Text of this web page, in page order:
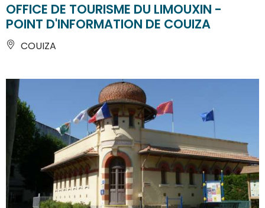
OFFICE DE TOURISME DU LIMOUXIN -
POINT D'INFORMATION DE COUIZA
COUIZA